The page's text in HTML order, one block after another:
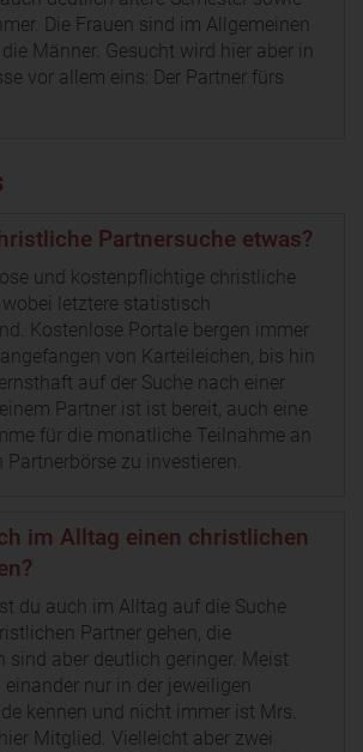
Die Frauen sind im Allgemeinen
Männer. Gesucht wird hier aber in
vor allem eins: Der Partner fürs
Partnersuche etwas?
und kostenpflichtige christliche
letztere statistisch
Kostenlose Portale bergen immer
von Karteileichen, bis hin
auf der Suche nach einer
Partner ist ist bereit, auch eine
für die monatliche Teilnahme an
Partnerbörse zu investieren.
im Alltag einen christlichen
du auch im Alltag auf die Suche
Partner gehen, die
sind aber deutlich geringer. Meist
einander nur in der jeweiligen
kennen und nicht immer ist Mrs.
Mitglied. Vielleicht aber zwei